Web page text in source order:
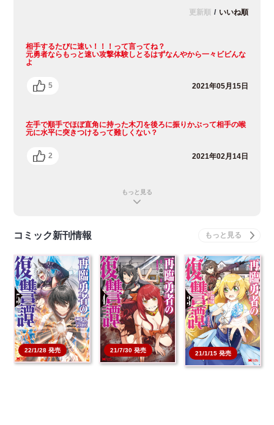
更新順 / いいね順
相手するたびに速い！！！って言ってね？
元勇者ならもっと速い攻撃体験しとるはずなんやから一々ビビんな
よ
5 2021年05月15日
左手で順手でほぼ直角に持った木刀を後ろに振りかぶって相手の喉
元に水平に突きつけるって難しくない？
2 2021年02月14日
もっと見る
コミック新刊情報
22/1/28 発売 21/7/30 発売 21/1/15 発売